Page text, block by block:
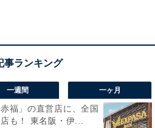
どこか有名ホテルのフレンチ
ます。
一週間 一ヶ月
福」の直営店に、全国
も！ 東名阪・伊...